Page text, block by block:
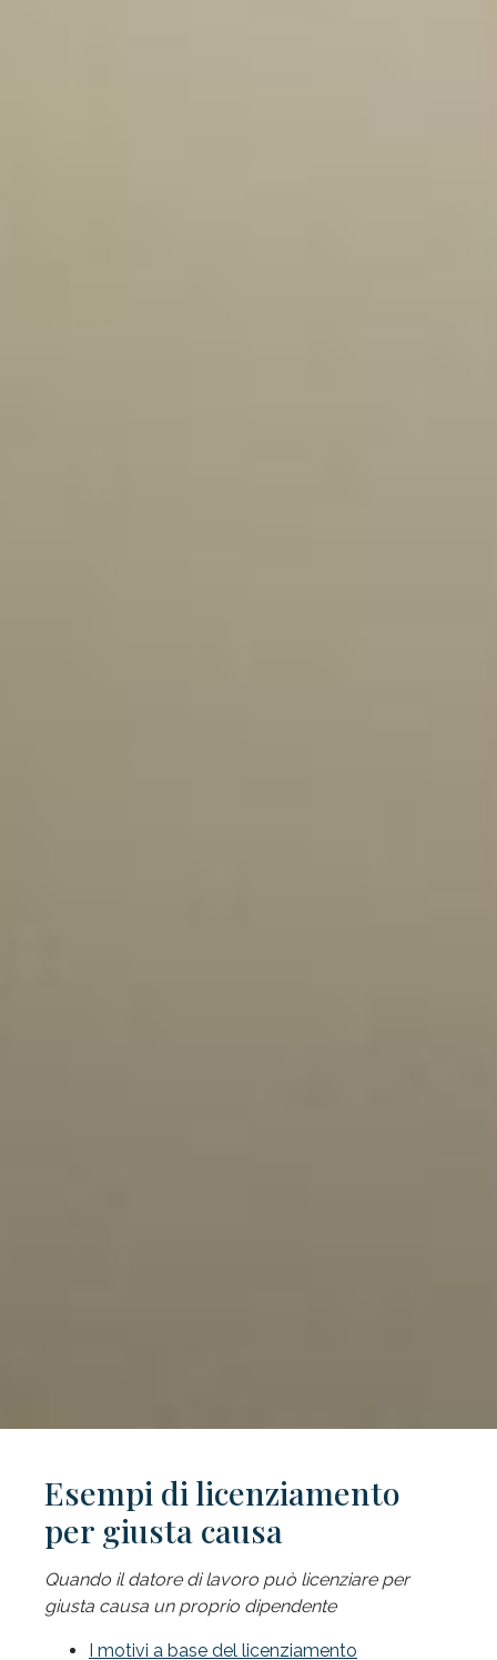
Esempi di licenziamento
per giusta causa
Quando il datore di lavoro può licenziare per
giusta causa un proprio dipendente
I motivi a base del licenziamento